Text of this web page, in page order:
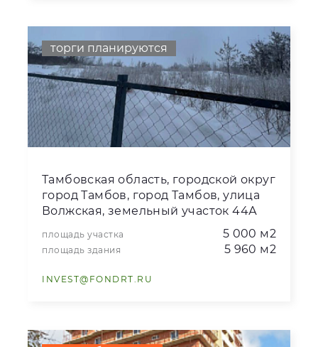
торги планируются
Тамбовская область, городской округ
город Тамбов, город Тамбов, улица
Волжская, земельный участок 44А
площадь участка 5 000 м2
площадь здания 5 960 м2
INVEST@FONDRT.RU